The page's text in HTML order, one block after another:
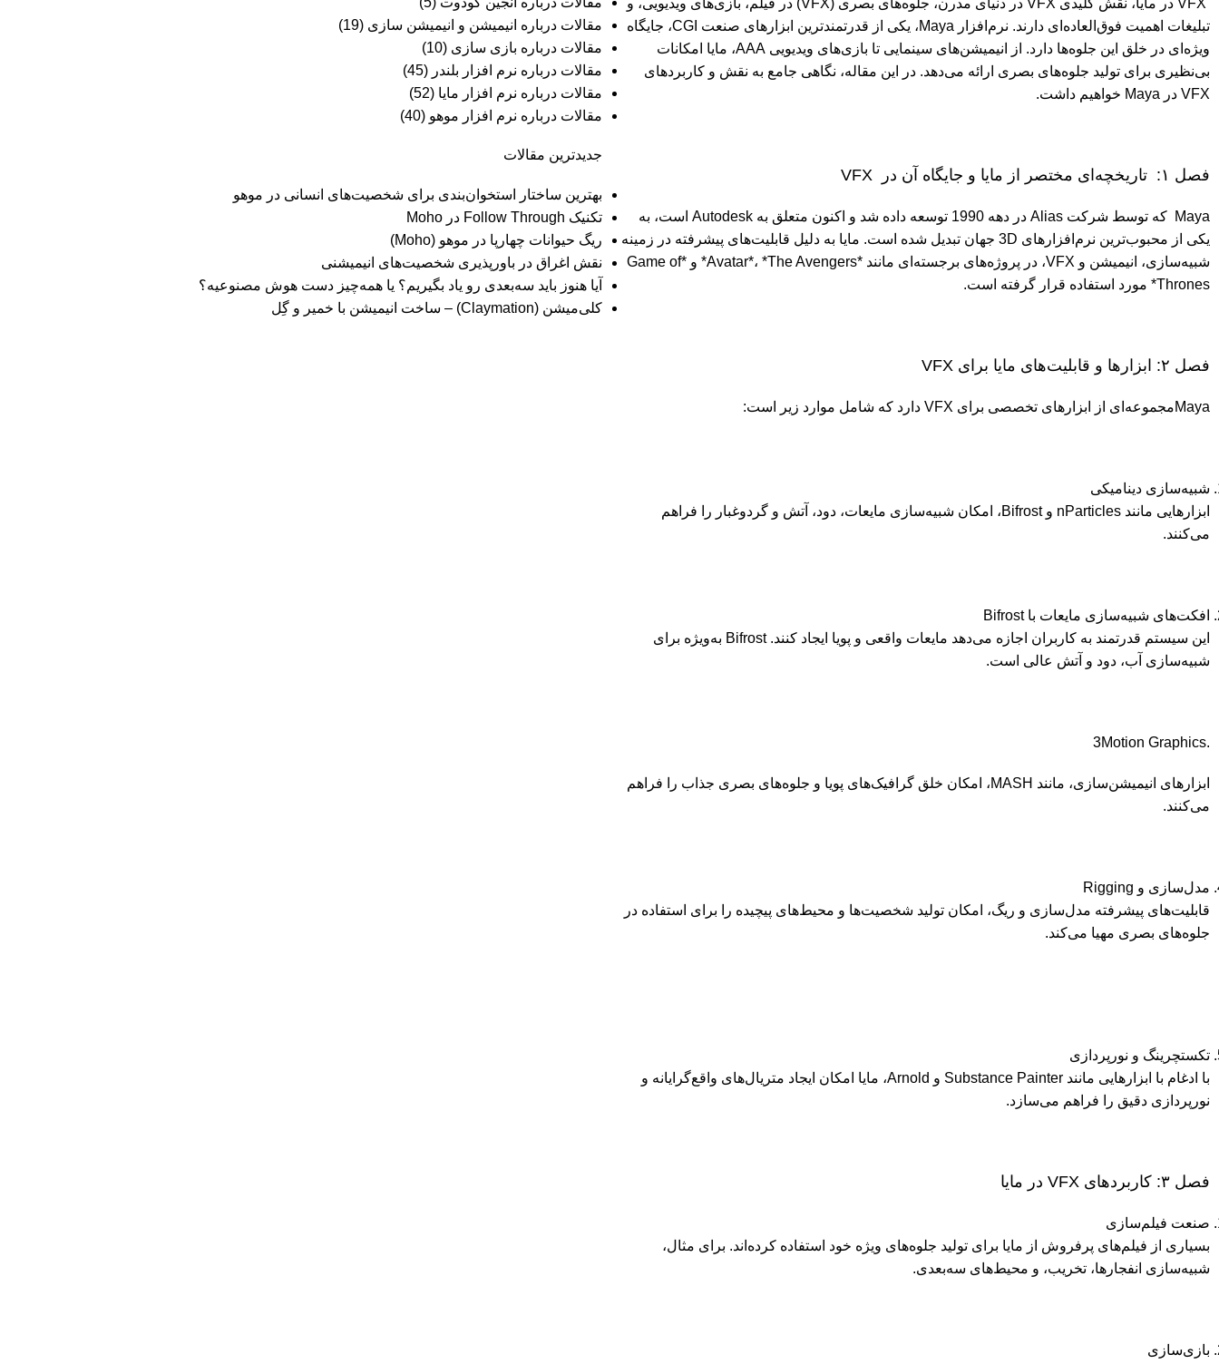
نقش کلیدی VFX در دنیای مدرن، جلوه‌های بصری (VFX) در فیلم، بازی‌های ویدیویی، و
تبلیغات اهمیت فوق‌العاده‌ای دارند. نرم‌افزار Maya
، یکی از قدرتمندترین ابزارهای صنعت CGI، جایگاه
ویژه‌ای در خلق این جلوه‌ها دارد. از انیمیشن‌های سینمایی تا بازی‌های ویدیویی AAA، مایا امکانات
بی‌نظیری برای تولید جلوه‌های بصری ارائه می‌دهد. در این مقاله، نگاهی جامع به نقش و کاربردهای
VFX در Maya خواهیم داشت.
فصل ۱: تاریخچه‌ای مختصر از مایا و جایگاه آن در VFX
Maya که توسط شرکت Alias در دهه 1990 توسعه داده شد و اکنون متعلق به Autodesk است، به
یکی از محبوب‌ترین نرم‌افزارهای 3D جهان تبدیل شده است. مایا به دلیل قابلیت‌های پیشرفته در زمینه
شبیه‌سازی، انیمیشن و VFX، در پروژه‌های برجسته‌ای مانند *Avatar*، *The Avengers* و *Game of
Thrones* مورد استفاده قرار گرفته است.
فصل ۲: ابزارها و قابلیت‌های مایا برای VFX
Mayaمجموعه‌ای از ابزارهای تخصصی برای VFX دارد که شامل موارد زیر است:
شبیه‌سازی دینامیکی
ابزارهایی مانند nParticles و Bifrost، امکان شبیه‌سازی مایعات، دود، آتش و گردوغبار را فراهم
می‌کنند.
افکت‌های شبیه‌سازی مایعات با Bifrost
این سیستم قدرتمند به کاربران اجازه می‌دهد مایعات واقعی و پویا ایجاد کنند. Bifrost به‌ویژه برای
شبیه‌سازی آب، دود و آتش عالی است.
.3Motion Graphics
ابزارهای انیمیشن‌سازی، مانند MASH، امکان خلق گرافیک‌های پویا و جلوه‌های بصری جذاب را فراهم
می‌کنند.
مدل‌سازی و Rigging
قابلیت‌های پیشرفته مدل‌سازی و ریگ، امکان تولید شخصیت‌ها و محیط‌های پیچیده را برای استفاده در
جلوه‌های بصری مهیا می‌کند.
تکستچرینگ و نورپردازی
با ادغام با ابزارهایی مانند Substance Painter و Arnold، مایا امکان ایجاد متریال‌های واقع‌گرایانه و
نورپردازی دقیق را فراهم می‌سازد.
فصل ۳: کاربردهای VFX در مایا
صنعت فیلم‌سازی
بسیاری از فیلم‌های پرفروش از مایا برای تولید جلوه‌های ویژه خود استفاده کرده‌اند. برای مثال،
شبیه‌سازی انفجارها، تخریب، و محیط‌های سه‌بعدی.
بازی‌سازی
مقالات درباره انیمیشن و انیمیشن سازی (19)
مقالات درباره بازی سازی (10)
مقالات درباره نرم افزار بلندر (45)
مقالات درباره نرم افزار مایا (52)
مقالات درباره نرم افزار موهو (40)
جدیدترین مقالات
بهترین ساختار استخوان‌بندی برای شخصیت‌های انسانی در موهو
تکنیک Follow Through در Moho
ریگ حیوانات چهارپا در موهو (Moho)
نقش اغراق در باورپذیری شخصیت‌های انیمیشنی
آیا هنوز باید سه‌بعدی‌ رو یاد بگیریم؟ یا همه‌چیز دست هوش مصنوعیه؟
کلی‌میشن (Claymation) – ساخت انیمیشن با خمیر و گِل